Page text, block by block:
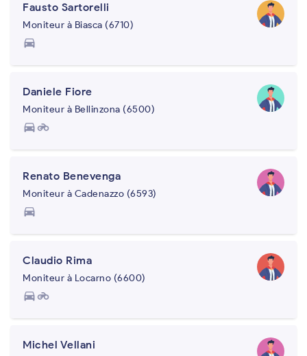
Fausto Sartorelli
Moniteur à Biasca (6710)
directions_car
Daniele Fiore
Moniteur à Bellinzona (6500)
directions_carmotorcycle
Renato Benevenga
Moniteur à Cadenazzo (6593)
directions_car
Claudio Rima
Moniteur à Locarno (6600)
directions_carmotorcycle
Michel Vellani